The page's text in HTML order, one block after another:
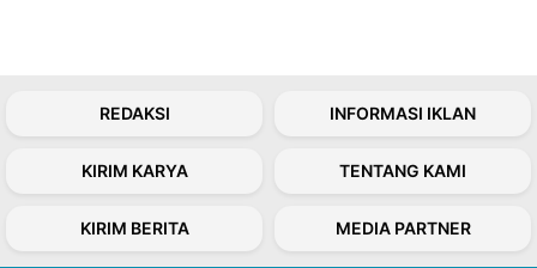
REDAKSI INFORMASI IKLAN
KIRIM KARYA TENTANG KAMI
KIRIM BERITA MEDIA PARTNER